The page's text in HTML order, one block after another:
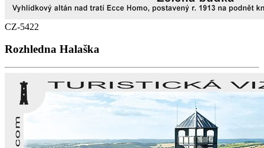
CZ-5422
Rozhledna Halaška